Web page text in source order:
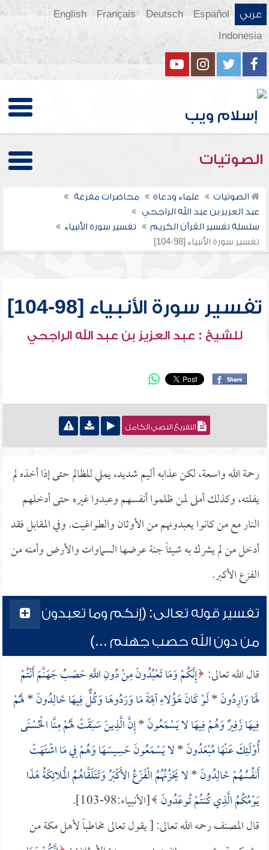
عربي Español
Deutsch
Français
English
Indonesia
الصوتيات
الصوتيات علماء ودعاة
محاضرات مفرغة
عبد العزيز بن عبد الله الراجحي
سلسلة تفسير القرآن الكريم
تفسير سورة الأنبياء
تفسير سورة الأنبياء [98-104]
تفسير سورة الأنبياء [98-104]
للشيخ : عبد العزيز بن عبد الله الراجحي
التفريغ النصي الكامل
رحمة الله واسعة، لكن عذابه أليم شديد، يملي للظالم حتى إذا أخذه لم
يفلته، وكذلك أملى لمن ظلموا أنفسهم وعبدوا غيره حتى أدخلهم
النار مع من كانوا يعبدونهم من الأوثان والطواغيت. وفي المقابل فقد
أدخل من لم يشرك به شيئاً جنة عرضها السماوات والأرض وأمنه من
الفزع الأكبر.
تفسير قوله تعالى: (إنكم وما تعبدون
من دون الله حصب جهنم ...)
قال الله تعالى: إِنَّكُمْ وَمَا تَعْبُدُونَ مِنْ دُونِ اللَّهِ حَصَبُ جَهَنَّمَ أَنْتُمْ
لَهَا وَارِدُونَ*لَوْ كَانَ هَؤُلاءِ آلِهَةً مَا وَرَدُوهَا وَكُلٌّ فِيهَا خَالِدُونَ*لَهُمْ
فِيهَا زَفِيرٌ وَهُمْ فِيهَا لا يَسْمَعُونَ*إِنَّ الَّذِينَ سَبَقَتْ لَهُمْ مِنَّا الْحُسْنَى
أُوْلَئِكَ عَنْهَا مُبْعَدُونَ*لا يَسْمَعُونَ حَسِيسَهَا وَهُمْ فِي مَا اشْتَهَتْ
أَنفُسُهُمْ خَالِدُونَ*لا يَحْزُنُهُمُ الْفَزَعُ الأَكْبَرُ وَتَتَلَقَّاهُمُ الْمَلائِكَةُ هَذَا
يَوْمُكُمُ الَّذِي كُنتُمْ تُوعَدُونَ [الأنبياء:98-103].
قال المصنف رحمه الله تعالى: [ يقول تعالى مخاطباً لأهل مكة من